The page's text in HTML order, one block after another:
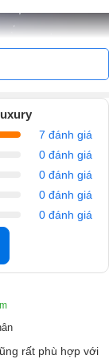
quản lý nguồn điện
thanh bởi các thiết
tất cả các thiết bị
của thiết bị: Đầu
7 đánh giá
0 đánh giá
0 đánh giá
0 đánh giá
0 đánh giá
rất phù hợp với